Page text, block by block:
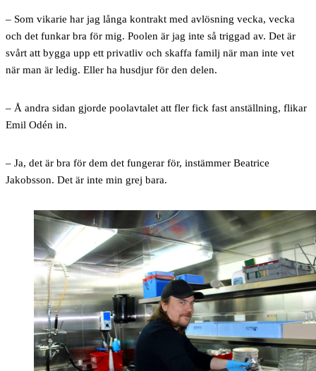
– Som vikarie har jag långa kontrakt med avlösning vecka, vecka
och det funkar bra för mig. Poolen är jag inte så triggad av. Det är
svårt att bygga upp ett privatliv och skaffa familj när man inte vet
när man är ledig. Eller ha husdjur för den delen.
– Å andra sidan gjorde poolavtalet att fler fick fast anställning, flikar
Emil Odén in.
– Ja, det är bra för dem det fungerar för, instämmer Beatrice
Jakobsson. Det är inte min grej bara.